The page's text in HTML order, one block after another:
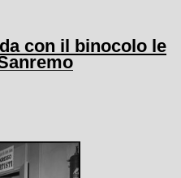
con il binocolo le